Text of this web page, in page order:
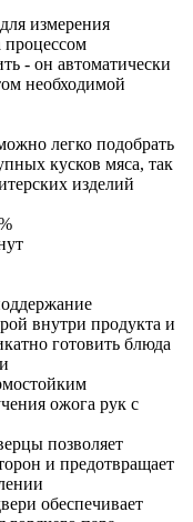
измерения
процессом
- он автоматически
необходимой
легко подобрать
кусков мяса, так
изделий
внутри продукта и
готовить блюда
ожога рук с
позволяет
и предотвращает
обеспечивает